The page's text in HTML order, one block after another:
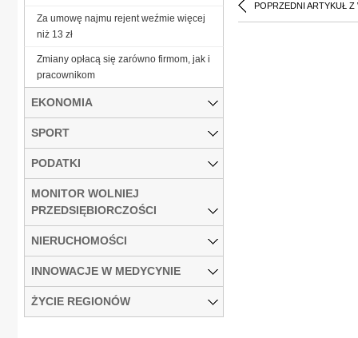
POPRZEDNI ARTYKUŁ Z
Za umowę najmu rejent weźmie więcej
niż 13 zł
Zmiany opłacą się zarówno firmom, jak i
pracownikom
EKONOMIA
SPORT
PODATKI
MONITOR WOLNIEJ
PRZEDSIĘBIORCZOŚCI
NIERUCHOMOŚCI
INNOWACJE W MEDYCYNIE
ŻYCIE REGIONÓW